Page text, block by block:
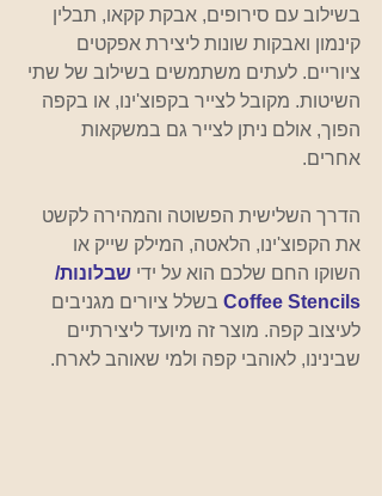
בשילוב עם סירופים, אבקת קקאו, תבלין
קינמון ואבקות שונות ליצירת אפקטים
ציוריים. לעתים משתמשים בשילוב של שתי
השיטות. מקובל לצייר בקפוצ'ינו, או בקפה
הפוך, אולם ניתן לצייר גם במשקאות
אחרים.
הדרך השלישית הפשוטה והמהירה לקשט
את הקפוצ'ינו, הלאטה, המילק שייק או
השוקו החם שלכם הוא על ידי שבלונות/
Coffee Stencils בשלל ציורים מגניבים
לעיצוב קפה. מוצר זה מיועד ליצירתיים
שבינינו, לאוהבי קפה ולמי שאוהב לארח.